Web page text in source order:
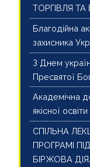
ТОРГІВЛЯ ТА
Благодійна
захисника
З Днем
Пресвятої
Академічна
якісної
СПІЛЬНА
ПРОГРАМІ
БІРЖОВА